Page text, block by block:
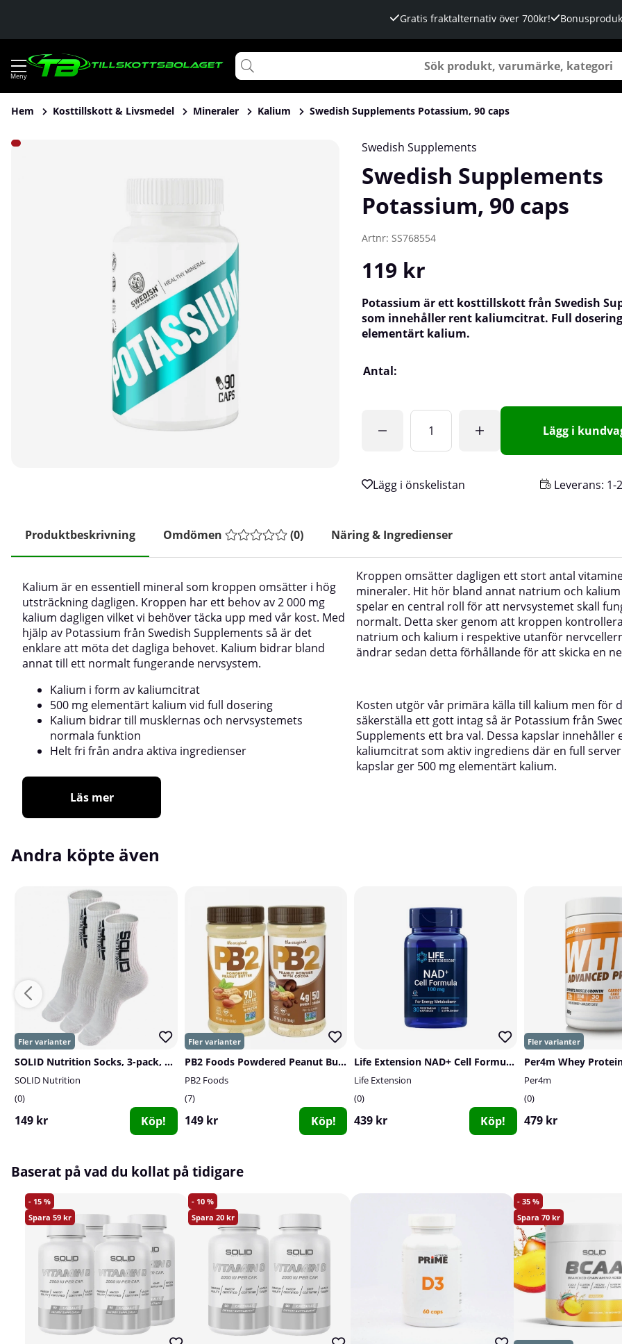
Gratis fraktalternativ över 700kr!
Hem Kosttillskott & Livsmedel Mineraler Kalium Swedish Supplements Potassium, 90 caps
Produktbilder Swedish Supplements Potassium, 90 caps Swedish Supplements
Swedish Supplements
Potassium, 90 caps
Artnr: SS768554
119 kr
Potassium är ett kosttillskott från Swedish
som innehåller rent kaliumcitrat. Full dosering
elementärt kalium.
Antal:
Lägg i
Leverans: 1-
Produktbeskrivning Omdömen (0) Näring & Ingredienser
Kalium är en essentiell mineral som kroppen omsätter i hög
utsträckning dagligen. Kroppen har ett behov av 2 000 mg
kalium dagligen vilket vi behöver täcka upp med vår kost. Med
hjälp av Potassium från Swedish Supplements så är det
enklare att möta det dagliga behovet. Kalium bidrar bland
annat till ett normalt fungerande nervsystem.
Kalium i form av kaliumcitrat
500 mg elementärt kalium vid full dosering
Kalium bidrar till musklernas och nervsystemets
normala funktion
Helt fri från andra aktiva ingredienser
Kroppen omsätter dagligen ett stort antal
mineraler. Hit hör bland annat natrium och
spelar en central roll för att nervsystemet skall
normalt. Detta sker genom att kroppen
natrium och kalium i respektive utanför
ändrar sedan detta förhållande för att skicka en
Kosten utgör vår primära källa till kalium men för
säkerställa ett gott intag så är Potassium från
Supplements ett bra val. Dessa kapslar innehåller
kaliumcitrat som aktiv ingrediens där en full
kapslar ger 500 mg elementärt kalium.
Läs mer
Andra köpte även
SOLID Nutrition Socks, 3-pack, White
SOLID Nutrition
0
149 kr Köp!
PB2 Foods Powdered Peanut Butter, 184 g
PB2 Foods
7
149 kr Köp!
Life Extension NAD+ Cell Formula 100 mg, 30 caps
Life Extension
0
439 kr Köp!
Per4m Whey
Per4m
0
479 kr
Baserat på vad du kollat på tidigare
15
59
10
20
35
70